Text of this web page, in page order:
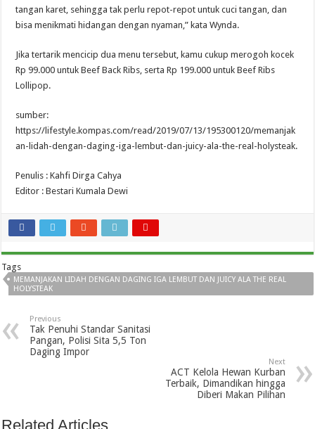
tangan karet, sehingga tak perlu repot-repot untuk cuci tangan, dan
bisa menikmati hidangan dengan nyaman,” kata Wynda.
Jika tertarik mencicip dua menu tersebut, kamu cukup merogoh kocek
Rp 99.000 untuk Beef Back Ribs, serta Rp 199.000 untuk Beef Ribs
Lollipop.
sumber:
https://lifestyle.kompas.com/read/2019/07/13/195300120/memanjak
an-lidah-dengan-daging-iga-lembut-dan-juicy-ala-the-real-holysteak.
Penulis : Kahfi Dirga Cahya
Editor : Bestari Kumala Dewi
Tags
MEMANJAKAN LIDAH DENGAN DAGING IGA LEMBUT DAN JUICY ALA THE REAL
HOLYSTEAK
Previous
Tak Penuhi Standar Sanitasi
Pangan, Polisi Sita 5,5 Ton
Daging Impor
Next
ACT Kelola Hewan Kurban
Terbaik, Dimandikan hingga
Diberi Makan Pilihan
Related Articles